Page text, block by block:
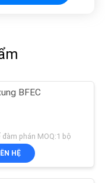
BFEC
đàm phán MOQ:1 bộ
HỆ